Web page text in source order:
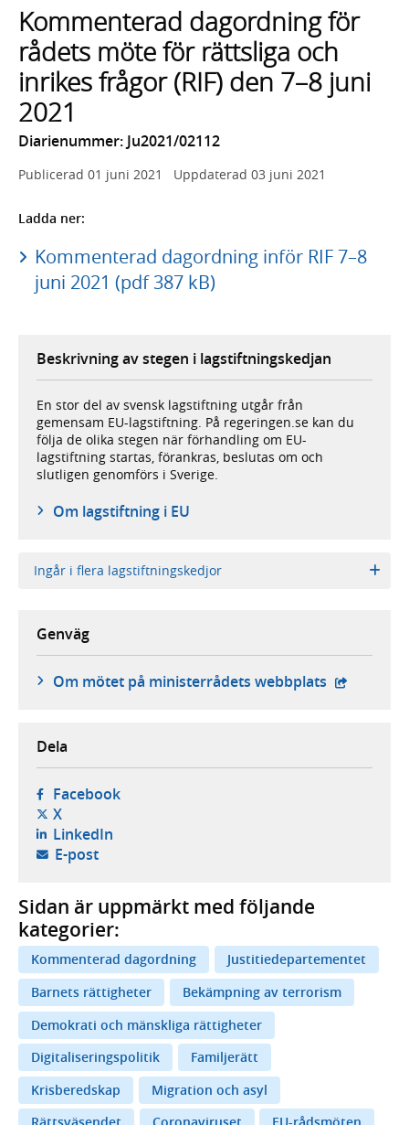
Kommenterad dagordning för
rådets möte för rättsliga och
inrikes frågor (RIF) den 7–8 juni
2021
Diarienummer: Ju2021/02112
Publicerad 01 juni 2021 Uppdaterad 03 juni 2021
Ladda ner:
Kommenterad dagordning inför RIF 7–8
juni 2021 (pdf 387 kB)
Beskrivning av stegen i lagstiftningskedjan
En stor del av svensk lagstiftning utgår från
gemensam EU-lagstiftning. På regeringen.se kan du
följa de olika stegen när förhandling om EU-
lagstiftning startas, förankras, beslutas om och
slutligen genomförs i Sverige.
Om lagstiftning i EU
Ingår i flera lagstiftningskedjor
Genväg
Om mötet på ministerrådets webbplats - extern
Dela
Facebook- öppnas i ny flik, extern webbplats,
X- öppnas i ny flik, extern webbplats,
LinkedIn- öppnas i ny flik, extern webbplats,
E-post- öppnar din e-postklient,
Sidan är uppmärkt med följande
kategorier:
Kommenterad dagordning
Justitiedepartementet
Barnets rättigheter
Bekämpning av terrorism
Demokrati och mänskliga rättigheter
Digitaliseringspolitik
Familjerätt
Krisberedskap
Migration och asyl